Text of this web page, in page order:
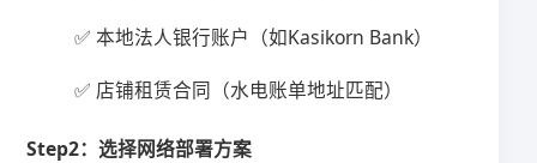
✅ 本地法人银行账户（如Kasikorn Bank）
✅ 店铺租赁合同（水电账单地址匹配）
​Step2：选择网络部署方案​